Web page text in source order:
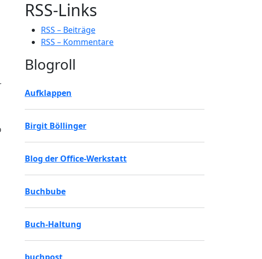
RSS-Links
RSS – Beiträge
RSS – Kommentare
Blogroll
Aufklappen
Birgit Böllinger
Blog der Office-Werkstatt
Buchbube
Buch-Haltung